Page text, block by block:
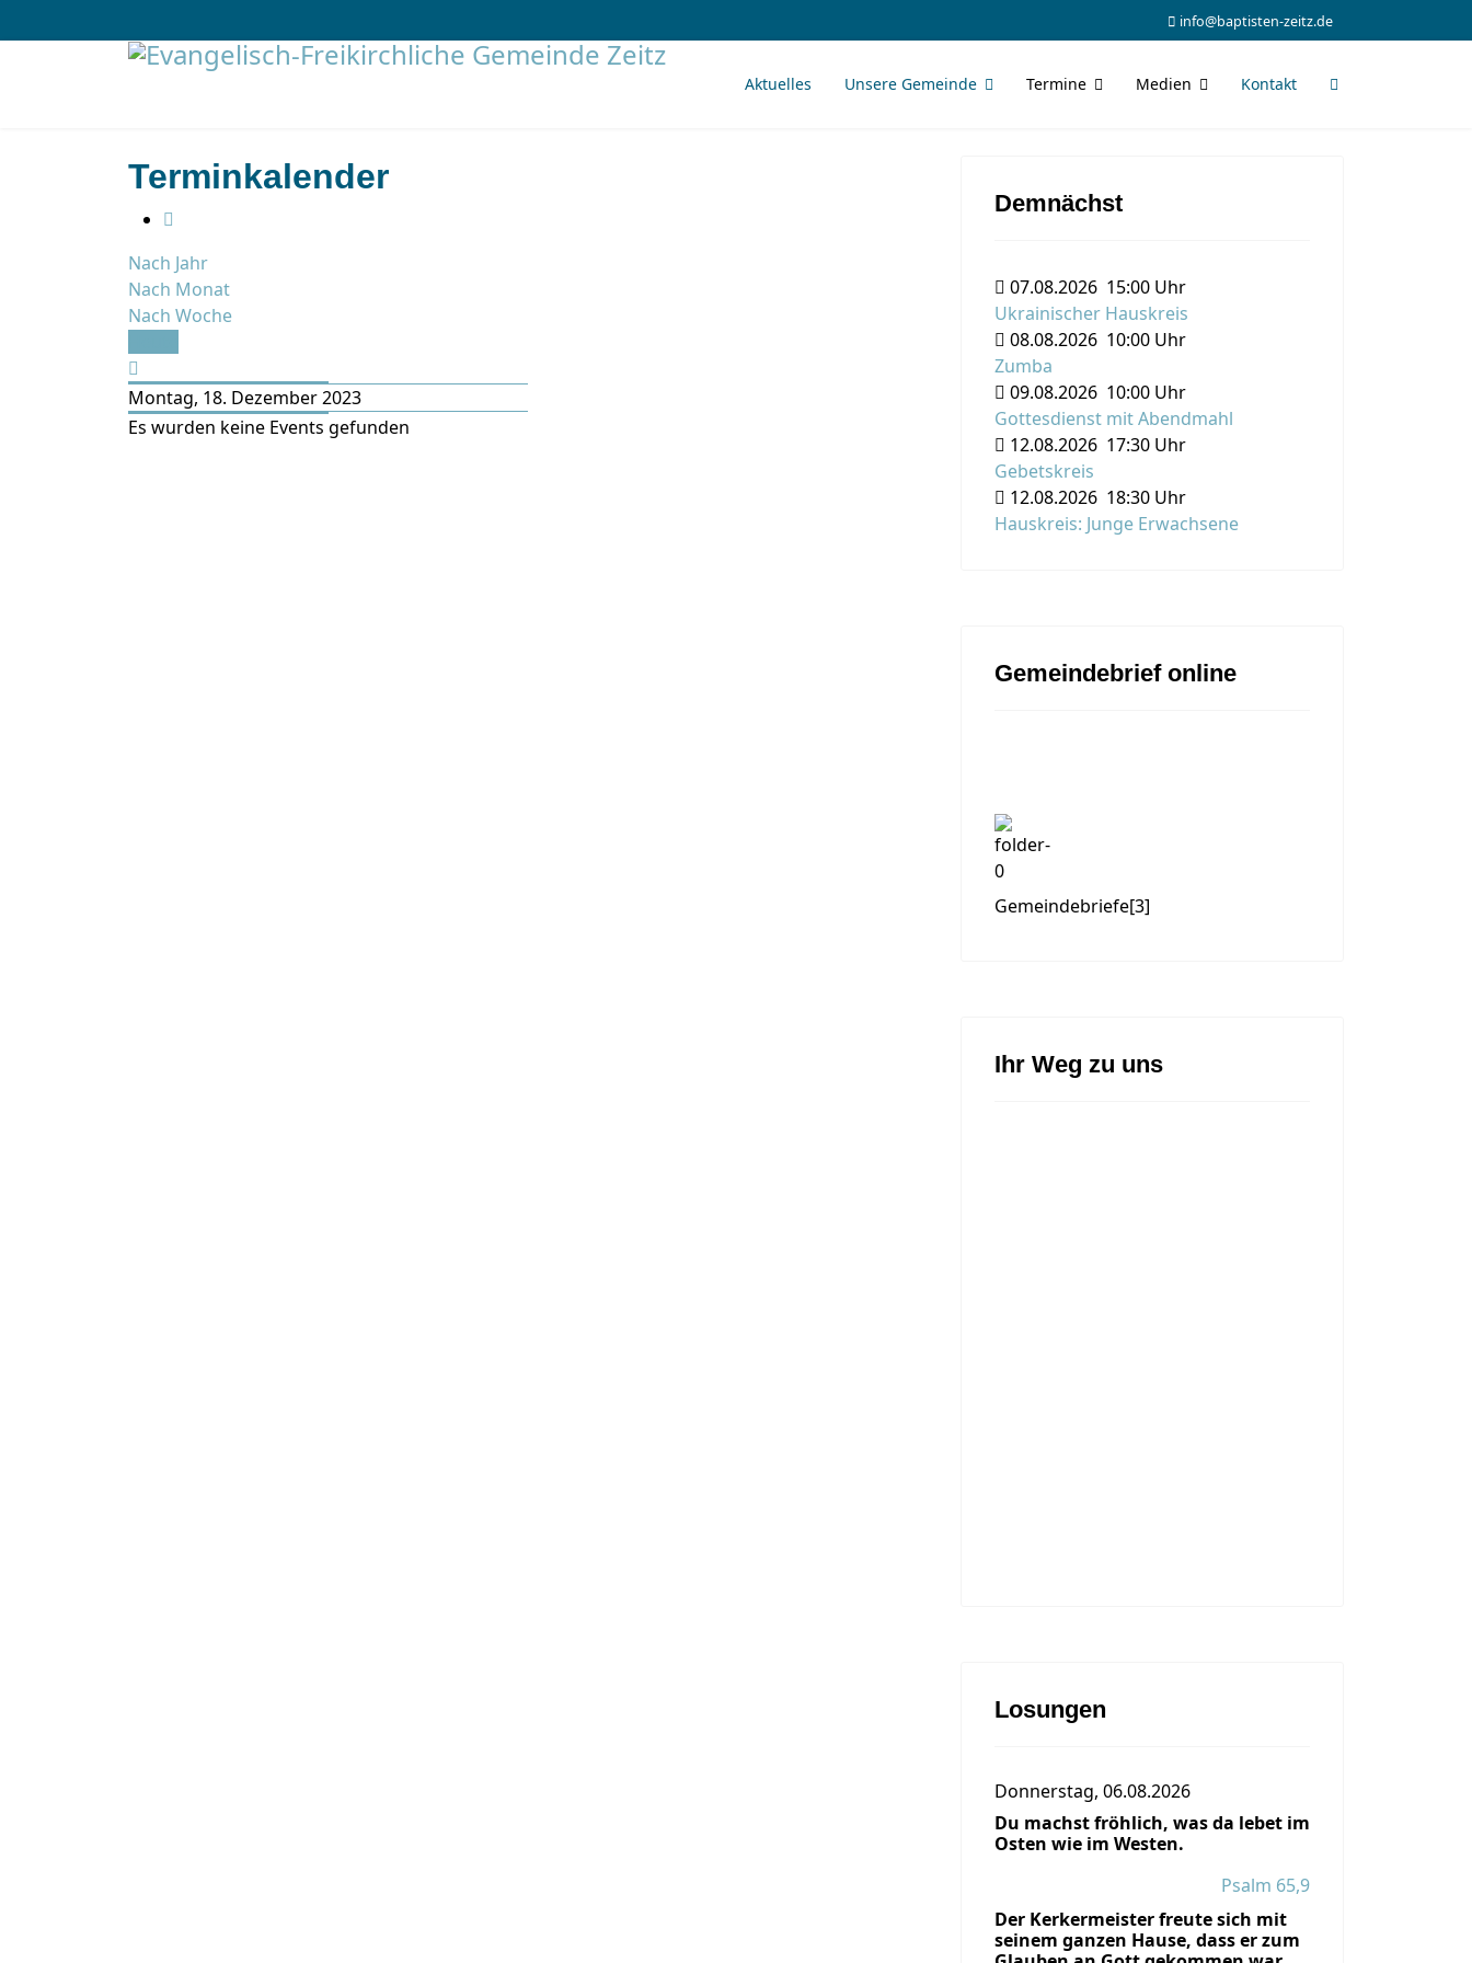
info@baptisten-zeitz.de
Aktuelles Unsere Gemeinde Termine Medien Kontakt
Terminkalender
Nach Jahr
Nach Monat
Nach Woche
Montag, 18. Dezember 2023
Es wurden keine Events gefunden
Demnächst
07.08.2026 15:00 Uhr
Ukrainischer Hauskreis
08.08.2026 10:00 Uhr
Zumba
09.08.2026 10:00 Uhr
Gottesdienst mit Abendmahl
12.08.2026 17:30 Uhr
Gebetskreis
12.08.2026 18:30 Uhr
Hauskreis: Junge Erwachsene
Gemeindebrief online
Gemeindebriefe[3]
Ihr Weg zu uns
Losungen
Donnerstag, 06.08.2026
Du machst fröhlich, was da lebet im
Osten wie im Westen.
Psalm 65,9
Der Kerkermeister freute sich mit
seinem ganzen Hause, dass er zum